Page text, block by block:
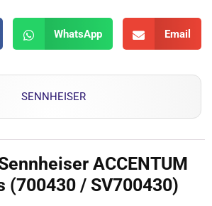
WhatsApp Email
SENNHEISER
ACCENTUM
(700430 / SV700430)